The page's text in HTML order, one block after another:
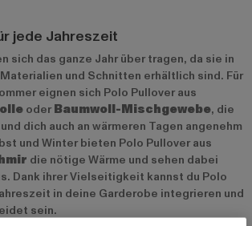
jede Jahreszeit
sich das ganze Jahr über tragen, da sie in
und Schnitten erhältlich sind. Für
eignen sich Polo Pullover aus
oder Baumwoll-Mischgewebe, die
dich auch an wärmeren Tagen angenehm
und Winter bieten Polo Pullover aus
die nötige Wärme und sehen dabei
Dank ihrer Vielseitigkeit kannst du Polo
in deine Garderobe integrieren und
sein.